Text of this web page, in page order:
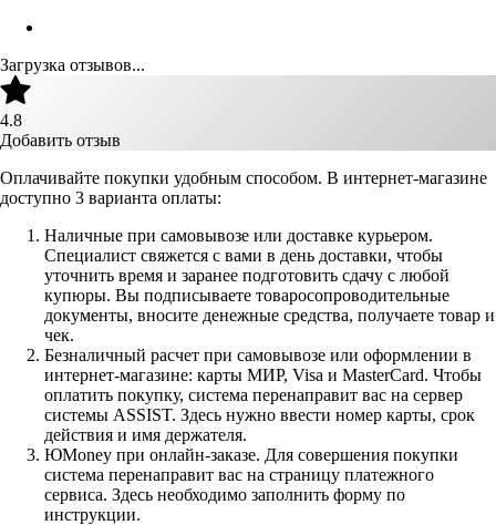
Загрузка отзывов...
4.8
Добавить отзыв
Оплачивайте покупки удобным способом. В интернет-магазине
доступно 3 варианта оплаты:
Наличные при самовывозе или доставке курьером.
Специалист свяжется с вами в день доставки, чтобы
уточнить время и заранее подготовить сдачу с любой
купюры. Вы подписываете товаросопроводительные
документы, вносите денежные средства, получаете товар и
чек.
Безналичный расчет при самовывозе или оформлении в
интернет-магазине: карты МИР, Visa и MasterCard. Чтобы
оплатить покупку, система перенаправит вас на сервер
системы ASSIST. Здесь нужно ввести номер карты, срок
действия и имя держателя.
ЮMoney при онлайн-заказе. Для совершения покупки
система перенаправит вас на страницу платежного
сервиса. Здесь необходимо заполнить форму по
инструкции.